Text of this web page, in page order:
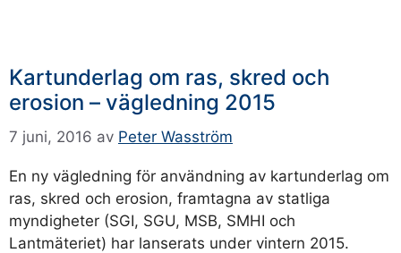
Kartunderlag om ras, skred och
erosion – vägledning 2015
7 juni, 2016 av Peter Wasström
En ny vägledning för användning av kartunderlag om
ras, skred och erosion, framtagna av statliga
myndigheter (SGI, SGU, MSB, SMHI och
Lantmäteriet) har lanserats under vintern 2015.